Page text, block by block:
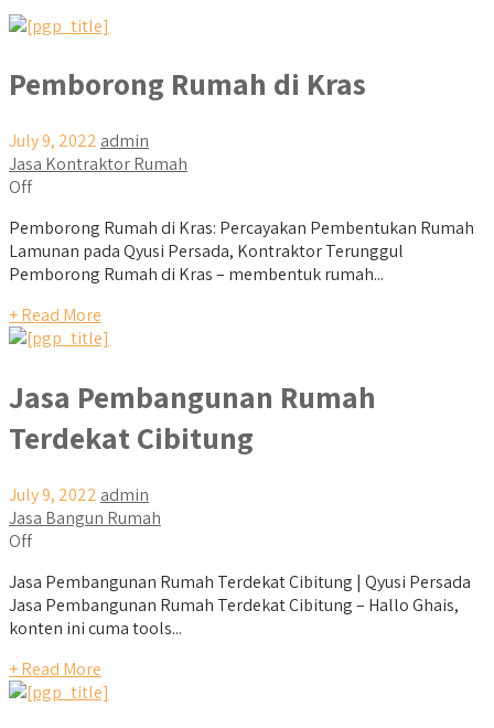
Pemborong Rumah di Kras
July 9, 2022 admin
Jasa Kontraktor Rumah
Off
Pemborong Rumah di Kras: Percayakan Pembentukan Rumah
Lamunan pada Qyusi Persada, Kontraktor Terunggul
Pemborong Rumah di Kras – membentuk rumah...
+ Read More
Jasa Pembangunan Rumah
Terdekat Cibitung
July 9, 2022 admin
Jasa Bangun Rumah
Off
Jasa Pembangunan Rumah Terdekat Cibitung | Qyusi Persada
Jasa Pembangunan Rumah Terdekat Cibitung – Hallo Ghais,
konten ini cuma tools...
+ Read More